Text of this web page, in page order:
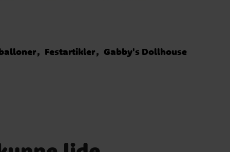
Festartikler Gabby's Dollhouse